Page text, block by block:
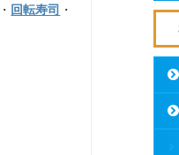
・ 回転寿司 ・